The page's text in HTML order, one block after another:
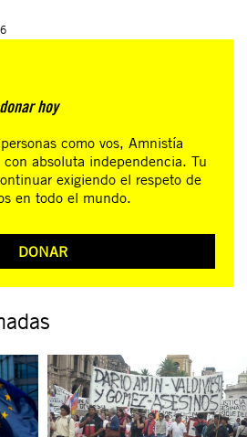
hoy
como vos, Amnistía
absoluta independencia. Tu
exigiendo el respeto de
en todo el mundo.
DONAR